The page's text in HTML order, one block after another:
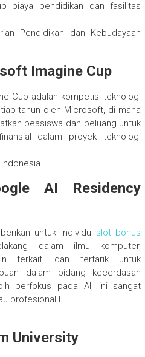
biaya pendidikan dan fasilitas
Pendidikan dan Kebudayaan
Imagine Cup
Cup adalah kompetisi teknologi
tahun oleh Microsoft, di mana
beasiswa dan peluang untuk
dalam proyek teknologi
AI Residency
untuk individu slot bonus
dalam ilmu komputer,
terkait, dan tertarik untuk
dalam bidang kecerdasan
berfokus pada AI, ini sangat
profesional IT.
University